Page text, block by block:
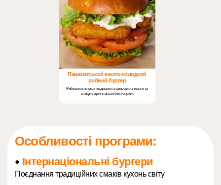
Паназіатський кисло-солодкий
рибний бургер
Рибна котлета в поєднанні з сальсою з манго та
спецій: оригінальні биті огірки.
Особливості програми:
● Інтернаціональні бургери
Поєднання традиційних смаків кухонь світу